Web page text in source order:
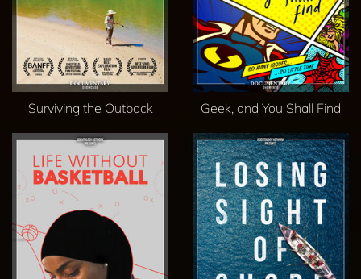
Surviving the Outback Geek, and You Shall Find